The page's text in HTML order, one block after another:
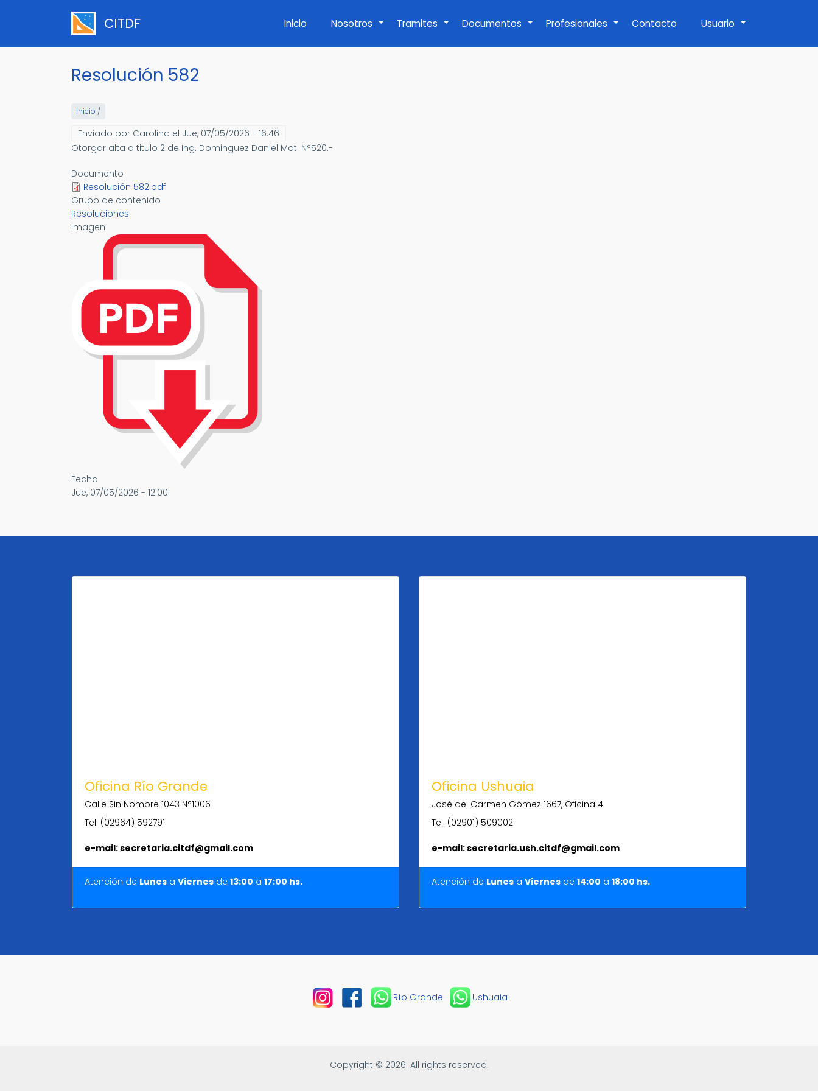
principal
CITDF Inicio +
Nosotros +
Tramites +
Documentos +
Profesionales Contacto +
Usuario
Resolución 582
Inicio /
Enviado por Carolina el Jue, 07/05/2026 - 16:46
Otorgar alta a titulo 2 de Ing. Dominguez Daniel Mat. N°520.-
Documento
Resolución 582.pdf
Grupo de contenido
Resoluciones
imagen
Fecha
Jue, 07/05/2026 - 12:00
Oficina Río Grande
Calle Sin Nombre 1043 N°1006
Tel. (02964) 592791
e-mail: secretaria.citdf@gmail.com
Atención de Lunes a Viernes de 13:00 a 17:00 hs.
Oficina Ushuaia
José del Carmen Gómez 1667, Oficina 4
Tel. (02901) 509002
e-mail: secretaria.ush.citdf@gmail.com
Atención de Lunes a Viernes de 14:00 a 18:00 hs.
Río Grande Ushuaia
Copyright © 2026. All rights reserved.